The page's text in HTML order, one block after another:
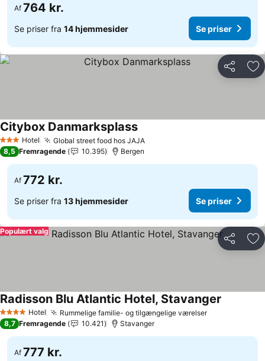
Af 764 kr.
Se priser fra 14 hjemmesider Se priser
Del
3 StjernerHotel Global street food hos JAJASe priser
Citybox DanmarksplassSe priser
8,5 Fremragende 10.395 Bergen
Af 772 kr.
Se priser fra 13 hjemmesider Se priser
Del
Populært valg
4 StjernerHotel Rummelige familie- og tilgængelige værelserSe priser
Radisson Blu Atlantic Hotel, Stavanger
8,7 Fremragende 10.421 Stavanger
Af 777 kr.